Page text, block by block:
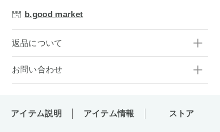
b.good market
返品について
お問い合わせ
アイテム説明 アイテム情報 ストア